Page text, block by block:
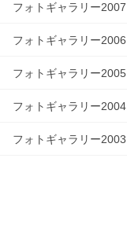
フォトギャラリー2007
フォトギャラリー2006
フォトギャラリー2005
フォトギャラリー2004
フォトギャラリー2003